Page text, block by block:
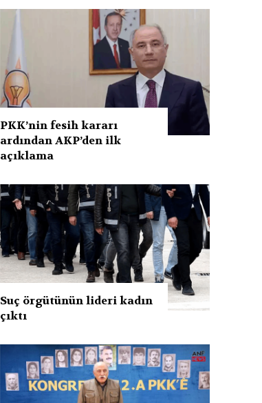
PKK’nin fesih kararı
ardından AKP’den ilk
açıklama
Suç örgütünün lideri kadın
çıktı